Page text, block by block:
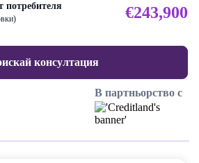
€243,900
консултация
В партньорство с